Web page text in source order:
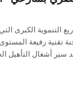
التنموية الكبرى
لتفقد سير أشغال